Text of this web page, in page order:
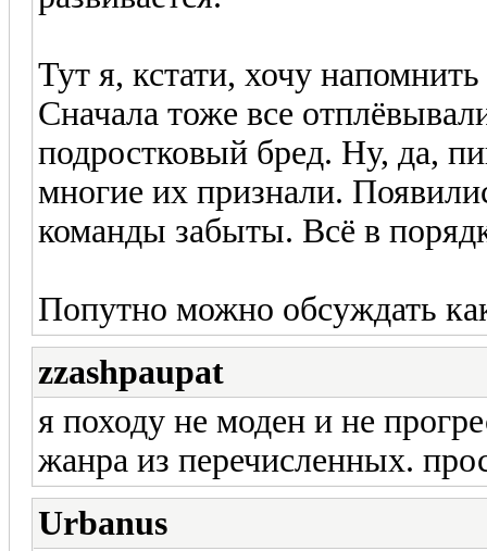
Тут я, кстати, хочу
Сначала тоже все
подростковый бред. Ну, да,
многие их признали.
команды забыты. Всё в
Попутно можно обсуждать
zzashpaupat
я походу не моден и не
жанра из перечисленных.
Urbanus